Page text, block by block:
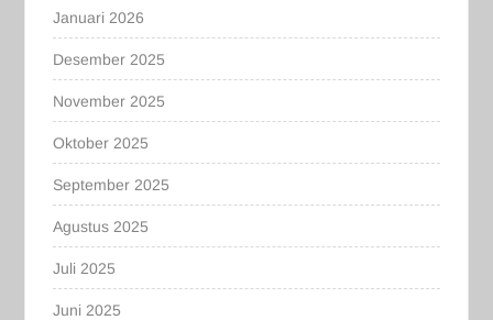
Januari 2026
Desember 2025
November 2025
Oktober 2025
September 2025
Agustus 2025
Juli 2025
Juni 2025